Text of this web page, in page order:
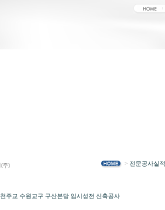
> 전문공사실적
천주교 수원교구 구산본당 임시성전 신축공사